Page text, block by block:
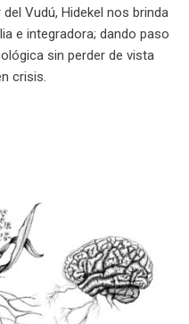
Vudú, Hidekel nos brinda
e integradora; dando paso
sin perder de vista
crisis.